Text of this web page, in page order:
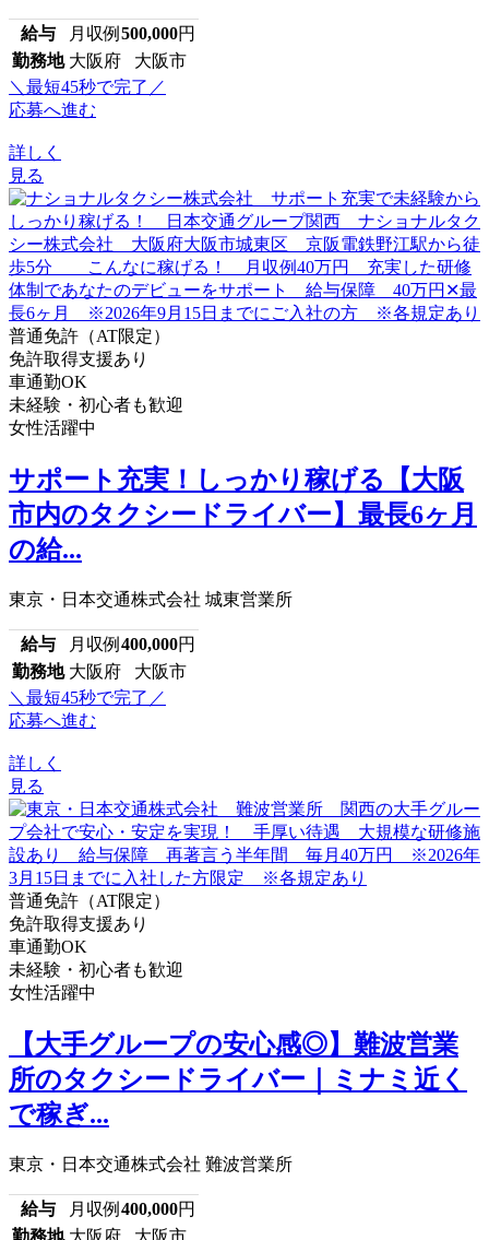
給与 月収例 500,000円
勤務地 大阪府 大阪市
＼最短45秒で完了／
応募へ進む
詳しく
見る
普通免許（AT限定）
免許取得支援あり
車通勤OK
未経験・初心者も歓迎
女性活躍中
サポート充実！しっかり稼げる【大阪
市内のタクシードライバー】最長6ヶ月
の給...
東京・日本交通株式会社 城東営業所
給与 月収例 400,000円
勤務地 大阪府 大阪市
＼最短45秒で完了／
応募へ進む
詳しく
見る
普通免許（AT限定）
免許取得支援あり
車通勤OK
未経験・初心者も歓迎
女性活躍中
【大手グループの安心感◎】難波営業
所のタクシードライバー｜ミナミ近く
で稼ぎ...
東京・日本交通株式会社 難波営業所
給与 月収例 400,000円
勤務地 大阪府 大阪市